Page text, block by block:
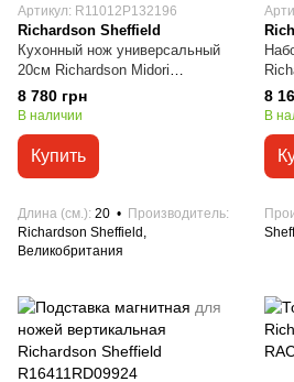
Артикул: R11012P132196
Richardson Sheffield
Кухонный нож универсальный
20см Richardson Midori
R11012P132196
8 780 грн
В наличии
Купить
Длина (см.) 20
Производитель
Richardson Sheffield,
Великобритания
8
В